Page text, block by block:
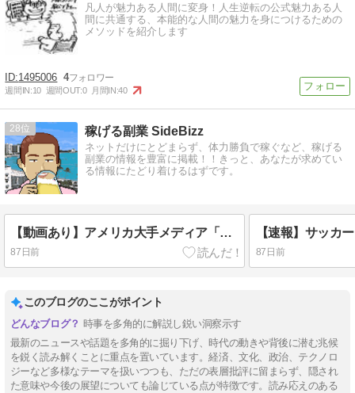
凡人が魅力ある人間に変身！人生逆転の公式魅力ある人
間に共通する、本能的な人間の魅力を身につけるための
メソッドを紹介します
1495006 4
週間IN:10 週間OUT:0 月間IN:40
28 稼げる副業 SideBizz
ネットだけにとどまらず、体力勝負で稼ぐなど、稼げる
副業の情報を豊富に掲載！！きっと、あなたが求めてい
る情報にたどり着けるはずです。
【動画あり】アメリカ大手メディア「ポケモンカードは今や本格的な価値を持つ資産となった」
87日前 87日前
このブログのここがポイント
時事を多角的に解説し鋭い洞察示す
最新のニュースや話題を多角的に掘り下げ、時代の動きや背後に潜む兆候
を鋭く読み解くことに重点を置いています。経済、文化、政治、テクノロ
ジーなど多様なテーマを扱いつつも、ただの表層批評に留まらず、隠され
た意味や今後の展望についても論じている点が特徴です。読み応えのある